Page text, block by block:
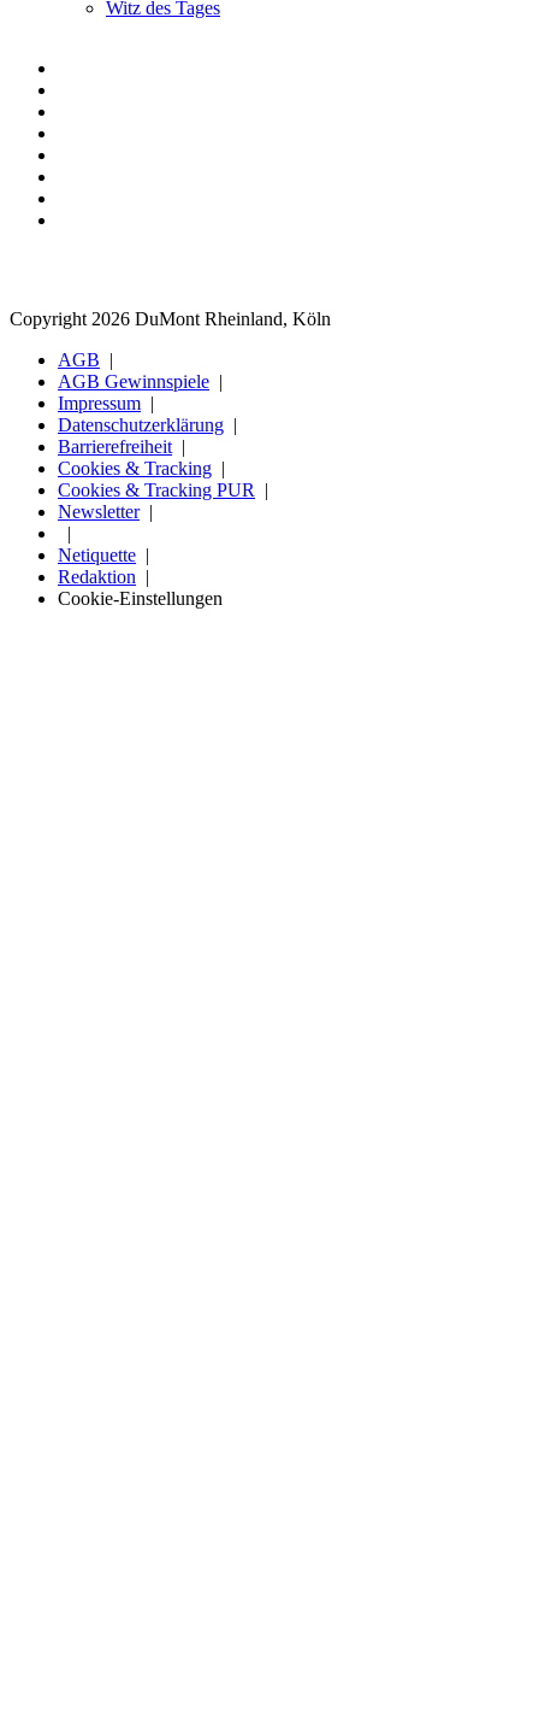
Witz des Tages
Copyright 2026 DuMont Rheinland, Köln
AGB
AGB Gewinnspiele
Impressum
Datenschutzerklärung
Barrierefreiheit
Cookies & Tracking
Cookies & Tracking PUR
Newsletter
Netiquette
Redaktion
Cookie-Einstellungen